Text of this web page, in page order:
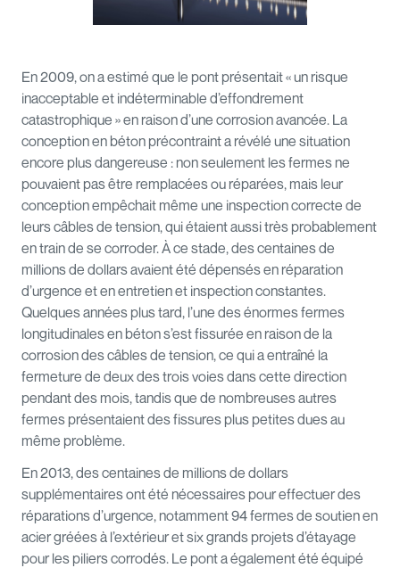
En 2009, on a estimé que le pont présentait « un risque
inacceptable et indéterminable d’effondrement
catastrophique » en raison d’une corrosion avancée. La
conception en béton précontraint a révélé une situation
encore plus dangereuse : non seulement les fermes ne
pouvaient pas être remplacées ou réparées, mais leur
conception empêchait même une inspection correcte de
leurs câbles de tension, qui étaient aussi très probablement
en train de se corroder. À ce stade, des centaines de
millions de dollars avaient été dépensés en réparation
d’urgence et en entretien et inspection constantes.
Quelques années plus tard, l’une des énormes fermes
longitudinales en béton s’est fissurée en raison de la
corrosion des câbles de tension, ce qui a entraîné la
fermeture de deux des trois voies dans cette direction
pendant des mois, tandis que de nombreuses autres
fermes présentaient des fissures plus petites dues au
même problème.
En 2013, des centaines de millions de dollars
supplémentaires ont été nécessaires pour effectuer des
réparations d’urgence, notamment 94 fermes de soutien en
acier gréées à l’extérieur et six grands projets d’étayage
pour les piliers corrodés. Le pont a également été équipé